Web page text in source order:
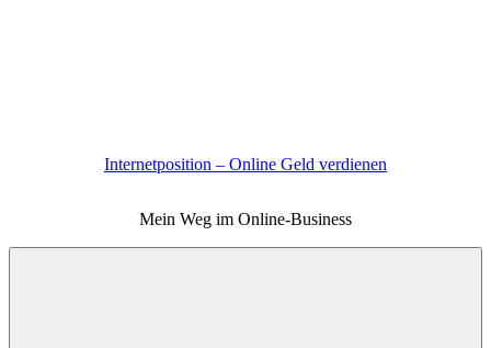
Internetposition – Online Geld verdienen
Mein Weg im Online-Business